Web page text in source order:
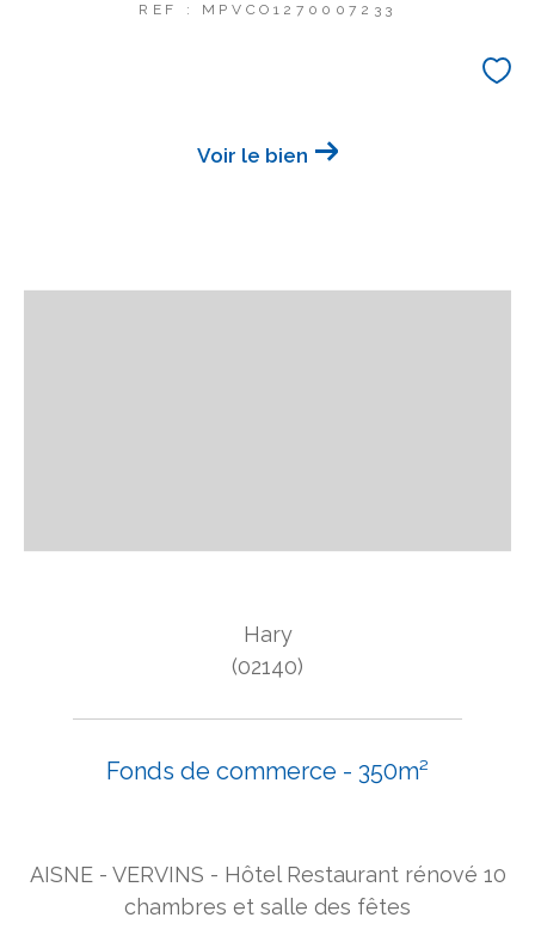
REF : MPVCO1270007233
Voir le bien
Hary
(02140)
Fonds de commerce - 350m²
AISNE - VERVINS - Hôtel Restaurant rénové 10
chambres et salle des fêtes